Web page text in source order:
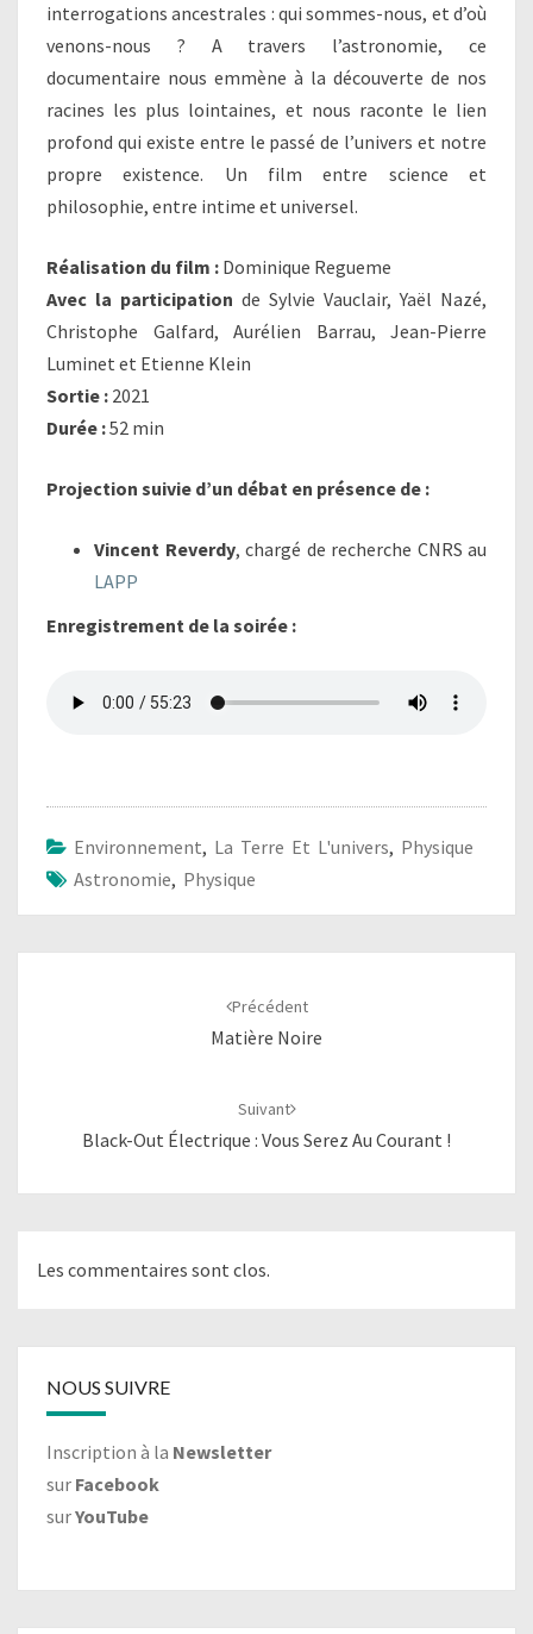
interrogations ancestrales : qui sommes-nous, et d’où
venons-nous ? A travers l’astronomie, ce
documentaire nous emmène à la découverte de nos
racines les plus lointaines, et nous raconte le lien
profond qui existe entre le passé de l’univers et notre
propre existence. Un film entre science et
philosophie, entre intime et universel.
Réalisation du film : Dominique Regueme
Avec la participation de Sylvie Vauclair, Yaël Nazé,
Christophe Galfard, Aurélien Barrau, Jean-Pierre
Luminet et Etienne Klein
Sortie : 2021
Durée :52 min
Projection suivie d’un débat en présence de :
Vincent Reverdy, chargé de recherche CNRS au
LAPP
Enregistrement de la soirée :
Environnement, La Terre Et L'univers, Physique
Astronomie, Physique
Précédent
Matière Noire
Suivant
Black-Out Électrique : Vous Serez Au Courant !
Les commentaires sont clos.
NOUS SUIVRE
Inscription à la Newsletter
sur Facebook
surYouTube